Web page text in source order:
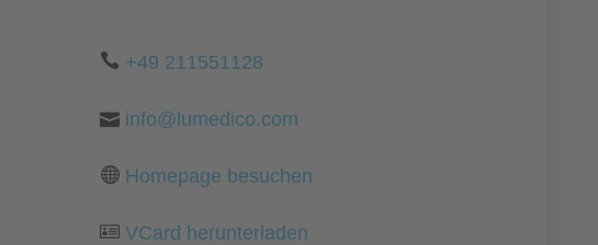
+49 211551128
info@lumedico.com
Homepage besuchen
VCard herunterladen